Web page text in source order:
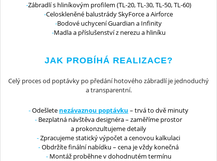
Zábradlí s hliníkovým profilem (TL-20, TL-30, TL-50, TL-60)
Celoskleněné balustrády SkyForce a Airforce
Bodové uchycení Guardian a Infinity
Madla a příslušenství z nerezu a hliníku
JAK PROBÍHÁ REALIZACE?
Celý proces od poptávky po předání hotového zábradlí je jednoduchý
a transparentní.
Odešlete nezávaznou poptávku – trvá to dvě minuty
Bezplatná návštěva designéra – zaměříme prostor
a prokonzultujeme detaily
Zpracujeme statický výpočet a cenovou kalkulaci
Obdržíte finální nabídku – cena je vždy konečná
Montáž proběhne v dohodnutém termínu